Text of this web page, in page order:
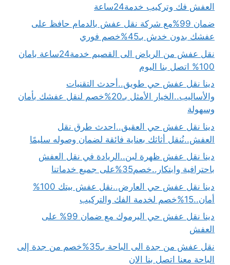
العفش فك وتركيب خدمة24ساعة
ضمان 99%مع شركة نقل عفش بالدمام حافظ على
عفشك بدون خدش بـ45%خصم فوري
نقل عفش من الرياض الى القصيم خدمة24ساعة بامان
100% اتصل بنا اليوم
دينا نقل عفش حي طويق..أحدث التقنيات
والأساليب..الخيار الأمثل بـ20%خصم لنقل عفشك بأمان
وسهولة
دينا نقل عفش حي العقيق..احدث طرق نقل
العفش..نُنقل أثاثك بعناية فائقة لضمان وصوله سليمًا
دينا نقل عفش ظهرة لبن..الريادة في نقل العفش
باحترافية وابتكار..خصم35%على جميع خدماتنا
دينا نقل عفش حي العارض..نقل عفش بيتك 100%
أمان..15%خصم لخدمة الفك والتركيب
دينا نقل عفش حي اليرموك مع ضمان 99% على
العفش
نقل عفش من جدة الى الباحة بـ35%خصم من جدة إلى
الباحة معنا اتصل بنا الان